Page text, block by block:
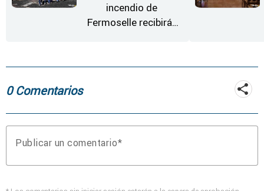
incendio de
Fermoselle recibirán
0 Comentarios
Publicar un comentario